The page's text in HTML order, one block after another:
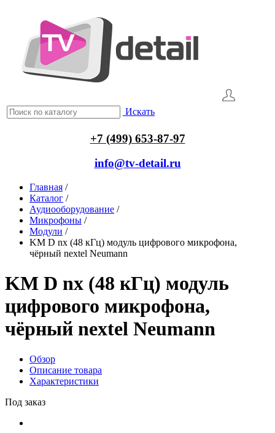
Искать
+7 (499) 653-87-97
info@tv-detail.ru
Главная /
Каталог /
Аудиооборудование /
Микрофоны /
Модули /
KM D nx (48 кГц) модуль цифрового микрофона,
чёрный nextel Neumann
KM D nx (48 кГц) модуль
цифрового микрофона,
чёрный nextel Neumann
Обзор
Описание товара
Характеристики
Под заказ